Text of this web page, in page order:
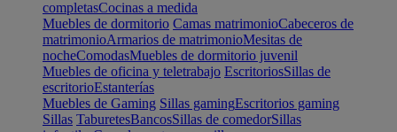
completasCocinas a medida
Muebles de dormitorio Camas matrimonioCabeceros de
matrimonioArmarios de matrimonioMesitas de
nocheComodasMuebles de dormitorio juvenil
Muebles de oficina y teletrabajo EscritoriosSillas de
escritorioEstanterías
Muebles de Gaming Sillas gamingEscritorios gaming
Sillas TaburetesBancosSillas de comedorSillas